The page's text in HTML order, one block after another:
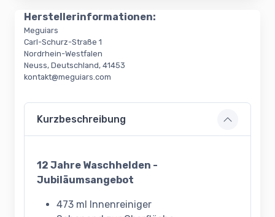
Herstellerinformationen:
Meguiars
Carl-Schurz-Straße 1
Nordrhein-Westfalen
Neuss, Deutschland, 41453
kontakt@meguiars.com
Kurzbeschreibung
12 Jahre Waschhelden -
Jubiläumsangebot
473 ml Innenreiniger